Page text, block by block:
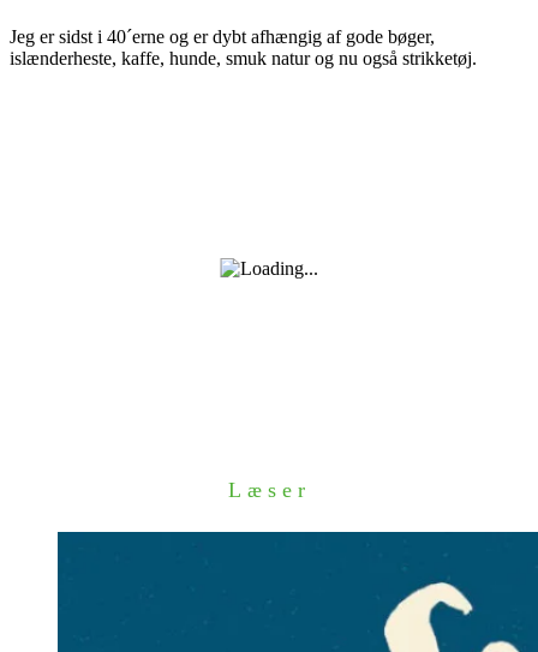
Jeg er sidst i 40´erne og er dybt afhængig af gode bøger,
islænderheste, kaffe, hunde, smuk natur og nu også strikketøj.
Læser